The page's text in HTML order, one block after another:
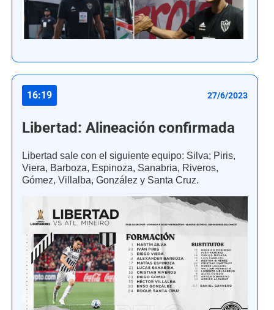
16:19 27/6/2023
Libertad: Alineación confirmada
Libertad sale con el siguiente equipo: Silva; Piris,
Viera, Barboza, Espinoza, Sanabria, Riveros,
Gómez, Villalba, González y Santa Cruz.